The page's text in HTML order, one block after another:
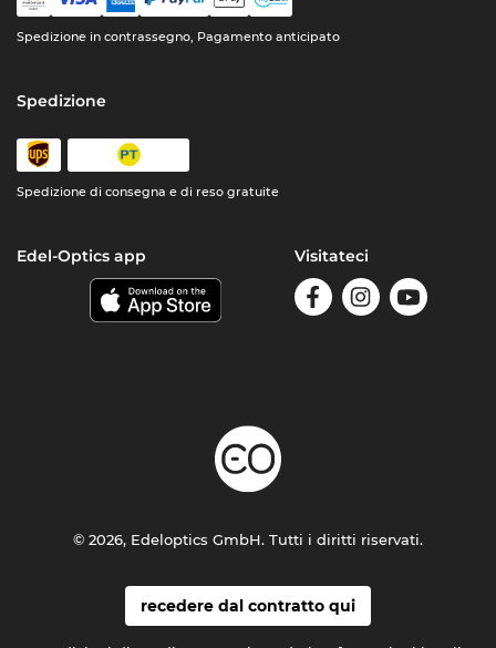
Spedizione in contrassegno, Pagamento anticipato
Spedizione
Spedizione di consegna e di reso gratuite
Edel-Optics app Visitateci
recedere dal contratto qui
© 2026, Edeloptics GmbH. Tutti i diritti riservati.